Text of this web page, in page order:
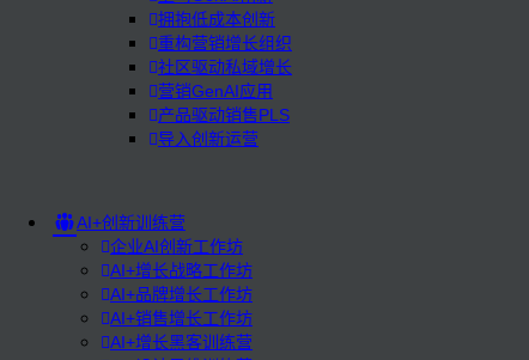
拥抱低成本创新
重构营销增长组织
社区驱动私域增长
营销GenAI应用
产品驱动销售PLS
导入创新运营
AI+创新训练营
企业AI创新工作坊
AI+增长战略工作坊
AI+品牌增长工作坊
AI+销售增长工作坊
AI+增长黑客训练营